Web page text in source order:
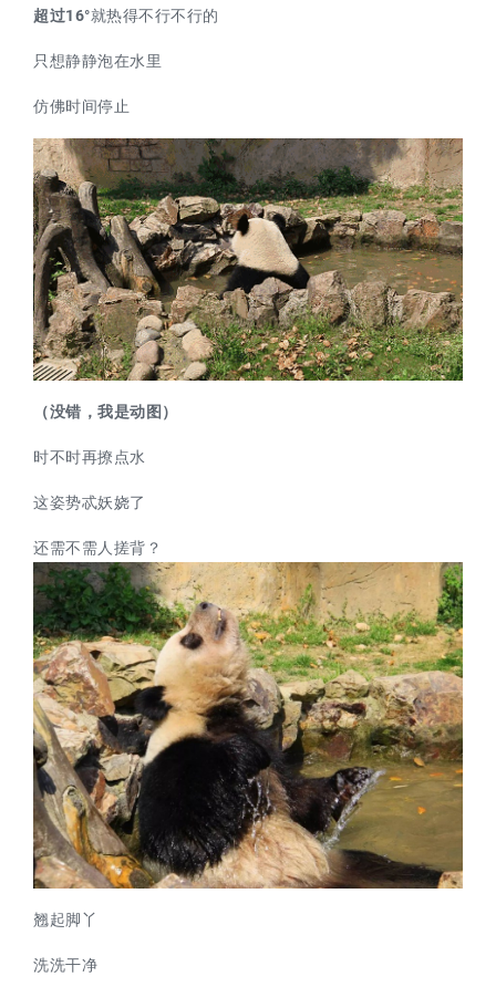
超过16°就热得不行不行的
只想静静泡在水里
仿佛时间停止
（没错，我是动图）
时不时再撩点水
这姿势忒妖娆了
还需不需人搓背？
翘起脚丫
洗洗干净